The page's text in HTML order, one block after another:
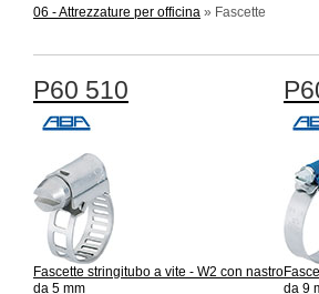
06 - Attrezzature per officina » Fascette
P60 510
Fascette stringitubo a vite - W2 con nastro
da 5 mm
da 9